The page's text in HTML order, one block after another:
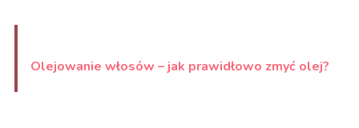
Olejowanie włosów – jak prawidłowo zmyć olej?